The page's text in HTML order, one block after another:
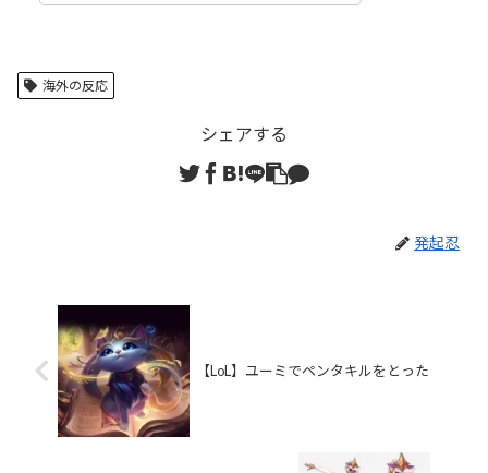
海外の反応
シェアする
発起忍
【LoL】ユーミでペンタキルをとった